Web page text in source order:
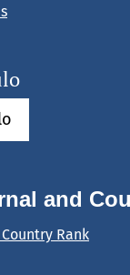
and